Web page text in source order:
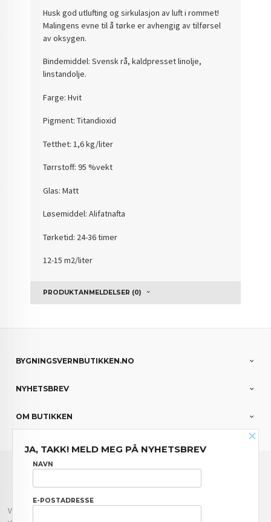
Husk god utlufting og sirkulasjon av luft i rommet!
Malingens evne til å tørke er avhengig av tilførsel
av oksygen.
Bindemiddel: Svensk rå, kaldpresset linolje,
linstandolje.
Farge: Hvit
Pigment: Titandioxid
Tetthet: 1,6 kg/liter
Tørrstoff: 95 %vekt
Glas: Matt
Løsemiddel: Alifatnafta
Tørketid: 24-36 timer
12-15 m2/liter
PRODUKTANMELDELSER (0)
BYGNINGSVERNBUTIKKEN.NO
NYHETSBREV
OM BUTIKKEN
FRAKT
Vår nettbutikk bruker cookies slik at du får en bedre kjøpsopplevelse og vi kan
×
JA, TAKK! MELD MEG PÅ NYHETSBREV
NAVN
E-POSTADRESSE